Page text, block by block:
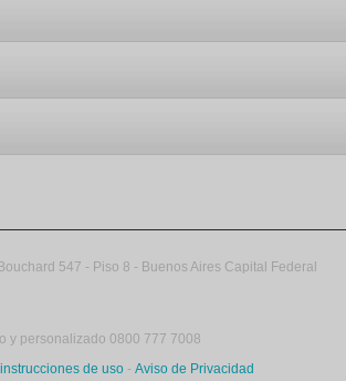
Bouchard 547 - Piso 8 - Buenos Aires Capital Federal
y personalizado 0800 777 7008
de uso - Aviso de Privacidad